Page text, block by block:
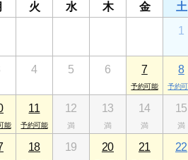
火 水 木 金
土
1
4 5 6 7 8
11 12 13 14 15
18 19 20 21 22